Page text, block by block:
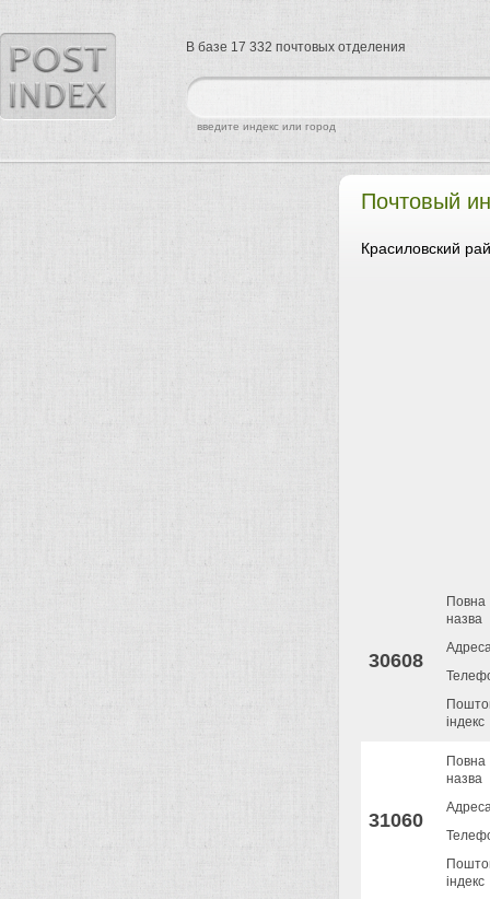
Почтовый
Красиловский
30608
Повна
назва
індекс
31060
Повна
назва
індекс
найти
введите индекс или город
В базе 17 332 почтовых отделения